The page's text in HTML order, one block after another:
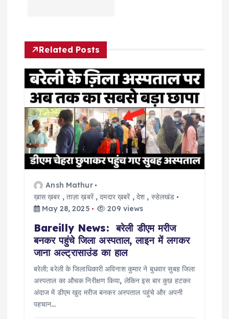
a
v
g
a
t
Related Posts
Ansh Mathur
ख़ास ख़बर ,ताज़ा ख़बरें,दमदार ख़बरें , देश , रुहेलखंड
May 28, 2025
209 views
Bareilly News: बरेली डीएम मरीज
बनकर पहुंचे जिला अस्पताल, लाइन में लगकर
जाना अल्ट्रासाउंड का हाल
बरेली: बरेली के जिलाधिकारी अविनाश कुमार ने बुधवार सुबह जिला
अस्पताल का औचक निरीक्षण किया, लेकिन इस बार कुछ हटकर
अंदाज में डीएम खुद मरीज बनकर अस्पताल पहुंचे और अपनी
पहचान…